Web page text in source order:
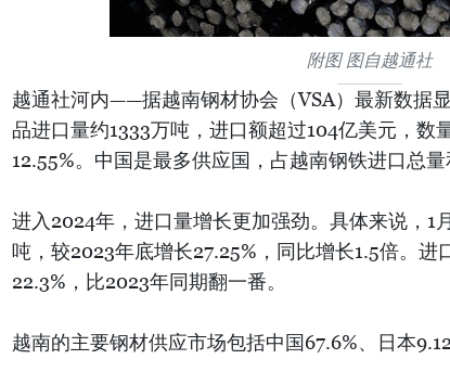
附图 图自越通社
越通社河内——据越南钢材协会（VSA）最新数据
品进口量约1333万吨，进口额超过104亿美元，数
12.55%。中国是最多供应国，占越南钢铁进口总量
进入2024年，进口量增长更加强劲。具体来说，1
吨，较2023年底增长27.25%，同比增长1.5倍。进
22.3%，比2023年同期翻一番。
越南的主要钢材供应市场包括中国67.6%、日本